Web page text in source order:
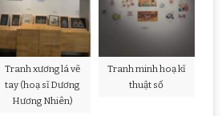
Tranh xương lá vẽ
tay (hoạ sĩ Dương
Hương Nhiên)
Tranh minh hoạ kĩ
thuật số